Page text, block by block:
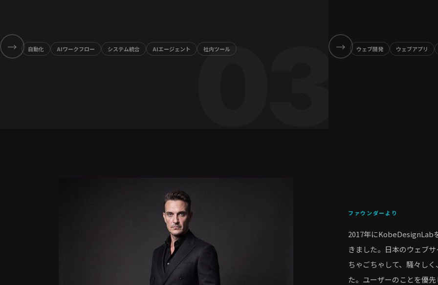
自動化 AIワークフロー システム統合 AIエージェント 社内ツール
→ ウェブ開発 ウェブアプリ
→
ファウンダーより
2017年にKobeDesignLab
きました。日本のウェブ
ちゃごちゃして、騒々し
た。ユーザーのことを優